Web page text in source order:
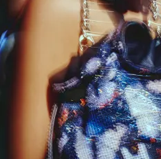
limpio ligeramente húmedo.
usar detergentes. No mojar.
caer perfumes, gel ni
solvente.
tinta de bolígrafos, ni
lugares ventilados.